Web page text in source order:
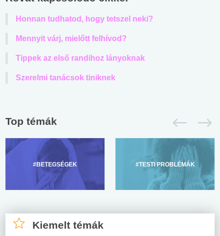
Honnan tudhatod, hogy tetszel neki?
Mennyit várj, mielőtt felhívod?
Tippek az első randihoz lányoknak
Szerelmi tanácsok tiniknek
Top témák
#BETEGSÉGEK #TESTI PROBLÉMÁK
Kiemelt témák